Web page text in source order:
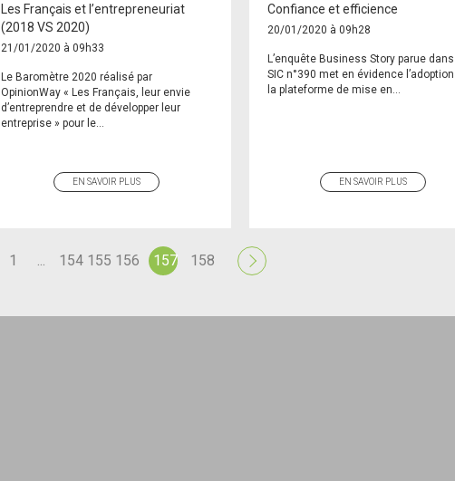
Les Français et l’entrepreneuriat
(2018 VS 2020)
21/01/2020 à 09h33
Le Baromètre 2020 réalisé par
OpinionWay « Les Français, leur envie
d’entreprendre et de développer leur
entreprise » pour le...
EN SAVOIR PLUS
Confiance et efficience
20/01/2020 à 09h28
L’enquête Business Story parue
SIC n°390 met en évidence
la plateforme de mise en...
EN SAVOIR PLUS
1 ... 154 155 156 157 158